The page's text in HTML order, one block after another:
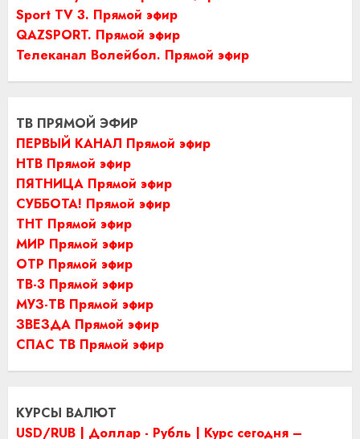
Sport TV 3. Прямой эфир
QAZSPORT. Прямой эфир
Телеканал Волейбол. Прямой эфир
ТВ ПРЯМОЙ ЭФИР
ПЕРВЫЙ КАНАЛ Прямой эфир
НТВ Прямой эфир
ПЯТНИЦА Прямой эфир
СУББОТА! Прямой эфир
ТНТ Прямой эфир
МИР Прямой эфир
ОТР Прямой эфир
ТВ-3 Прямой эфир
МУЗ-ТВ Прямой эфир
ЗВЕЗДА Прямой эфир
СПАС ТВ Прямой эфир
КУРСЫ ВАЛЮТ
USD/RUB | Доллар - Рубль | Курс сегодня –